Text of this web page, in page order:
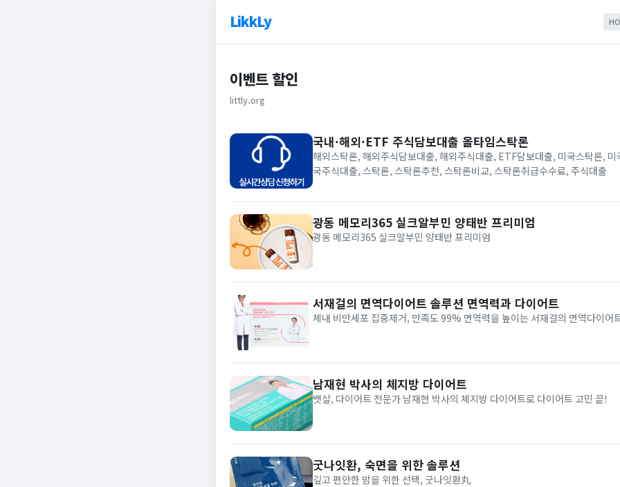
LikkLy
이벤트 할인
littly.org
국내·해외·ETF 주식담보대출 올타임스탁론
해외스탁론, 해외주식담보대출, 해외주식대출, ETF담보대출, 미국스탁론,
국주식대출, 스탁론, 스탁론추천, 스탁론비교, 스탁론취급수수료, 주식대출
광동 메모리365 실크알부민 양태반 프리미엄
광동 메모리365 실크알부민 양태반 프리미엄
서재걸의 면역다이어트 솔루션 면역력과 다이어트
체내 비만세포 집중제거, 만족도 99% 면역력을 높이는 서재걸의 면역다이어
남재현 박사의 체지방 다이어트
뱃살, 다이어트 전문가 남재현 박사의 체지방 다이어트로 다이어트 고민 끝!
굿나잇환, 숙면을 위한 솔루션
깊고 편안한 밤을 위한 선택, 굿나잇환丸